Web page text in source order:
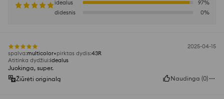
idealus
97%
didesnis
0%
2025-04-15
spalva:multicolor pirktas dydis:43R
Atitinka dydžiui:idealus
Juokinga, super.
Žiūrėti originalą
Naudinga (0)